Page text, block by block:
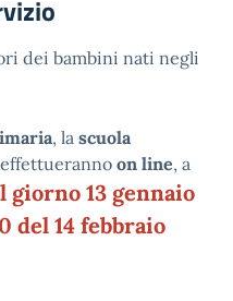
dei bambini nati negli
, la scuola
on line, a
giorno 13 gennaio
del 14 febbraio